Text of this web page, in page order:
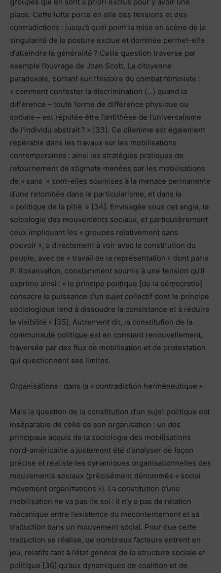
place. Cette lutte porte en elle des tensions et des
contradictions : jusqu’à quel point la mise en scène de la
singularité de la posture exclue et dominée permet-elle
d’atteindre la généralité ? Cette question traverse par
exemple l’ouvrage de Joan Scott, La citoyenne
paradoxale, portant sur l’histoire du combat féministe :
« comment contester la discrimination (…) quand la
différence – toute forme de différence physique ou
sociale – est réputée être l’antithèse de l’universalisme
de l’individu abstrait ? » [33]. Ce dilemme est également
repérable dans les travaux sur les mobilisations
contemporaines : ainsi les stratégies pratiques de
retournement de stigmate menées par les mobilisations
de « sans » sont-elles soumises à la menace permanente
d’une retombée dans le particularisme, et dans la
« politique de la pitié » [34]. Envisagée sous cet angle, la
sociologie des mouvements sociaux, et particulièrement
ceux impliquant les « groupes relativement sans
pouvoir », a directement à voir avec la constitution du
peuple, avec ce « travail de la représentation » dont parle
P. Rosanvallon, constamment soumis à une tension qu’il
exprime ainsi : « le principe politique [de la démocratie]
consacre la puissance d’un sujet collectif dont le principe
sociologique tend à dissoudre la consistance et à réduire
la visibilité » [35]. Autrement dit, la constitution de la
communauté politique est en constant renouvellement,
traversée par des flux de mobilisation et de protestation
qui questionnent ses limites.
Organisations : dans la « contradiction herméneutique »
Mais la question de la constitution d’un sujet politique est
inséparable de celle de son organisation : un des
principaux acquis de la sociologie des mobilisations
nord-américaine a justement été d’analyser de façon
précise et réaliste les dynamiques organisationnelles des
mouvements sociaux (précisément dénommés « social
movement organizations »). La constitution d’une
mobilisation ne va pas de soi : il n’y a pas de relation
mécanique entre l’existence du mécontentement et sa
traduction dans un mouvement social. Pour que cette
traduction se réalise, de nombreux facteurs entrent en
jeu, relatifs tant à l’état général de la structure sociale et
politique [36] qu’aux dynamiques de coalition et de